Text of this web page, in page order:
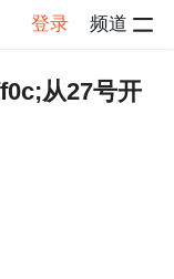
登录 频道
从27号开